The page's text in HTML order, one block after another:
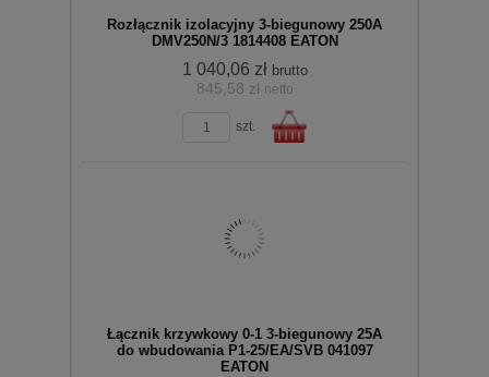
koszyka
Rozłącznik izolacyjny 3-biegunowy 250A
DMV250N/3 1814408 EATON
1 040,06 zł brutto
845,58 zł netto
szt.
zobacz szczegóły
Łącznik krzywkowy 0-1 3-biegunowy 25A
do wbudowania P1-25/EA/SVB 041097
EATON